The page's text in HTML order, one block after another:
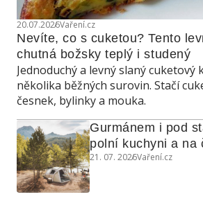
20.07.2026Vaření.cz
Nevíte, co s cuketou? Tento
chutná božsky teplý i studený
Jednoduchý a levný slaný cuketový
několika běžných surovin. Stačí
česnek, bylinky a mouka.
Gurmánem i pod
polní kuchyni a na
21. 07. 2026Vaření.cz